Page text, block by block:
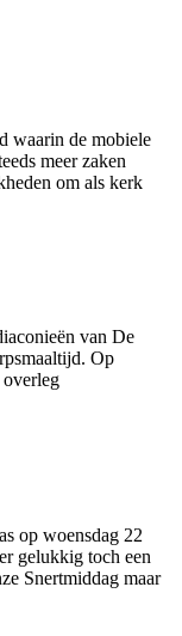
waarin de mobiele
meer zaken
om als kerk
van De
Op
overleg
op woensdag 22
gelukkig toch een
Snertmiddag maar